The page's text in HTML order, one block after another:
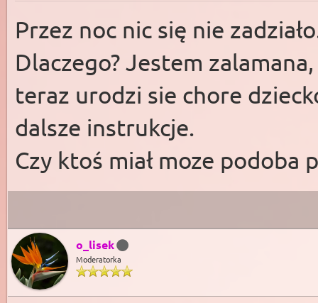
Przez noc nic się nie
Dlaczego? Jestem
teraz urodzi sie chore
dalsze instrukcje.
Czy ktoś miał moze podoba
o_lisek
Moderatorka